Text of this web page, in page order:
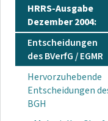
HRRS-Ausgabe
Dezember 2004:
Entscheidungen
des BVerfG / EGMR
Hervorzuhebende
Entscheidungen
BGH